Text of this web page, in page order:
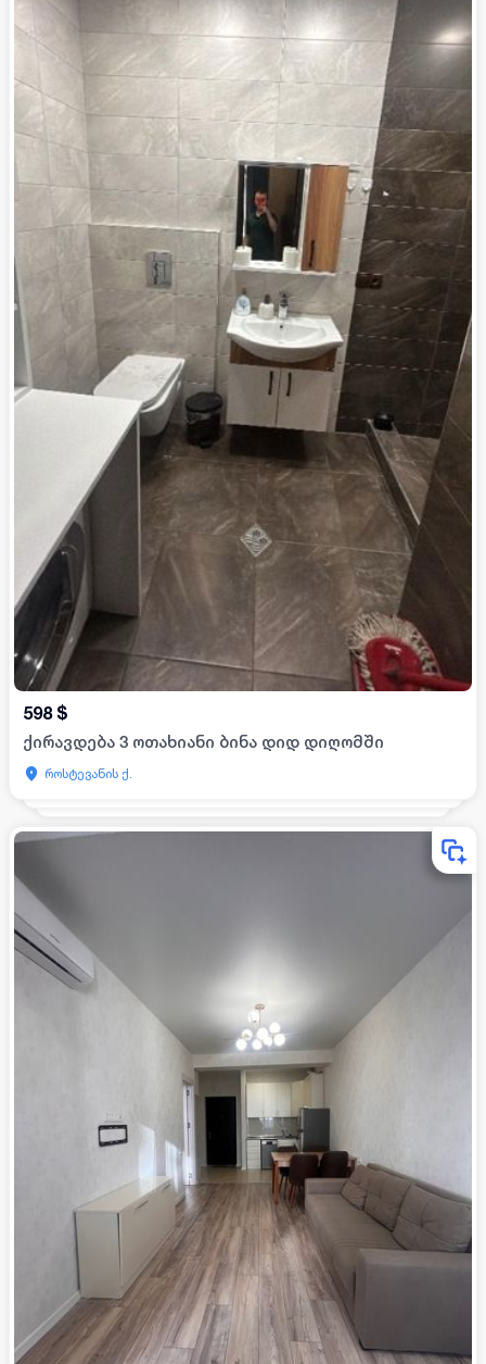
598 $
ქირავდება 3 ოთახიანი ბინა დიდ დიღომში
როსტევანის ქ.